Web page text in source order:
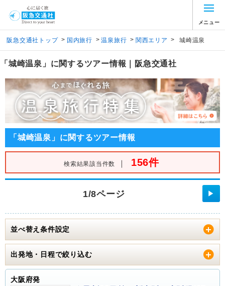
メニュー
阪急交通社トップ > 国内旅行 > 温泉旅行 > 関西エリア > 城崎温泉
「城崎温泉」に関するツアー情報｜阪急交通社
「城崎温泉」に関するツアー情報
検索結果該当件数 ｜ 156件
1/8ページ ▶
並べ替え条件設定
出発地・日程で絞り込む
大阪府発